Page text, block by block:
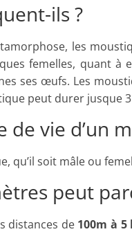
ils ?
les
femelles, quant
ses œufs. Les
peut durer jusque
de vie d’un
qu’il soit mâle ou
peut
distances de 100m à 5